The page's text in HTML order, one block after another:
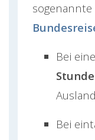
sogenannte
Bei
Bei